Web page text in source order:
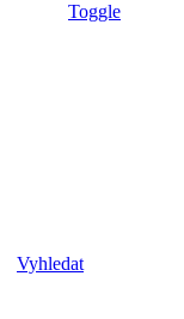
Toggle
Vyhledat